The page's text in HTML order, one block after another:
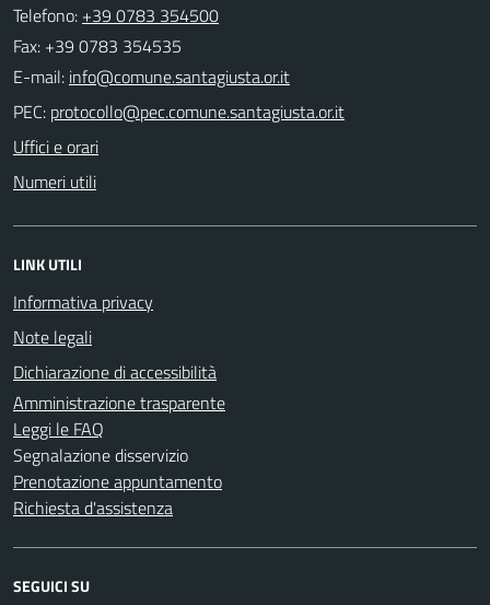
Telefono: +39 0783 354500
Fax: +39 0783 354535
E-mail:
PEC:
Uffici e orari
Numeri utili
LINK UTILI
Informativa privacy
Note legali
Dichiarazione di accessibilità
Amministrazione trasparente
Leggi le FAQ
Segnalazione disservizio
Prenotazione appuntamento
Richiesta d'assistenza
SEGUICI SU